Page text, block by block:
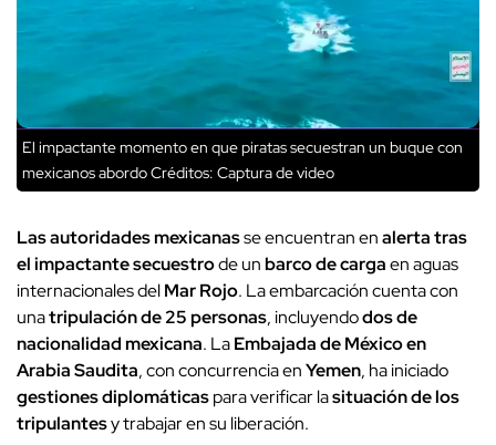
El impactante momento en que piratas secuestran un buque con
mexicanos abordoCréditos: Captura de video
Las autoridades mexicanasse encuentran enalerta tras
el impactante secuestrode unbarco de cargaen aguas
internacionales delMar Rojo. La embarcación cuenta con
unatripulación de 25 personas, incluyendodos de
nacionalidad mexicana. LaEmbajada de México en
Arabia Saudita, con concurrencia enYemen, ha iniciado
gestiones diplomáticaspara verificar lasituación de los
tripulantesy trabajar en su liberación.